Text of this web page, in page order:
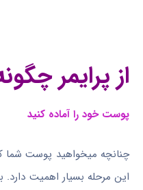
از پرایمر
پوست خود را آماده کنید
چنانچه میخواهید پوست شما
این مرحله بسیار اهمیت دارد.